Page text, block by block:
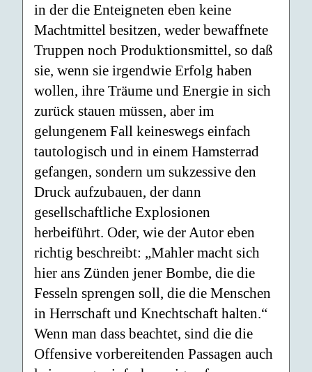
in der die Enteigneten eben keine
Machtmittel besitzen, weder bewaffnete
Truppen noch Produktionsmittel, so daß
sie, wenn sie irgendwie Erfolg haben
wollen, ihre Träume und Energie in sich
zurück stauen müssen, aber im
gelungenem Fall keineswegs einfach
tautologisch und in einem Hamsterrad
gefangen, sondern um sukzessive den
Druck aufzubauen, der dann
gesellschaftliche Explosionen
herbeiführt. Oder, wie der Autor eben
richtig beschreibt: „Mahler macht sich
hier ans Zünden jener Bombe, die die
Fesseln sprengen soll, die die Menschen
in Herrschaft und Knechtschaft halten.“
Wenn man dass beachtet, sind die die
Offensive vorbereitenden Passagen auch